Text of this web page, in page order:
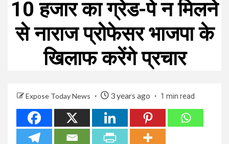
10 हजार का ग्रेड-पे न मिलने
से नाराज प्रोफेसर भाजपा के
खिलाफ करेंगे प्रचार
Expose Today News 3 years ago 1 min read